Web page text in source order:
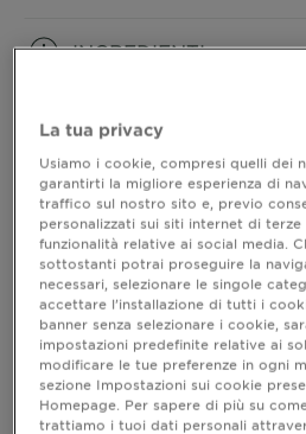
INGREDIENTI
CONSIGLI PER
L'APPLICAZIONE
CLOSE SUBPANEL
INGREDIENTI
CLOSE SUBPANEL
PRECAUZIONI D’USO
La tua privacy
Usiamo i cookie, compresi quelli dei
garantirti la migliore esperienza di
traffico sul nostro sito e, previo
personalizzati sui siti internet di
funzionalità relative ai social media.
sottostanti potrai proseguire la
necessari, selezionare le singole
accettare l’installazione di tutti i
banner senza selezionare i cookie,
impostazioni predefinite relative ai
modificare le tue preferenze in ogni
sezione Impostazioni sui cookie
Homepage. Per sapere di più su
trattiamo i tuoi dati personali